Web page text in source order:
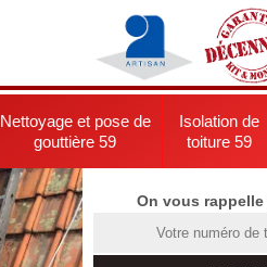
Nettoyage et pose de
gouttière 59
Isolation de
toiture 59
On vous